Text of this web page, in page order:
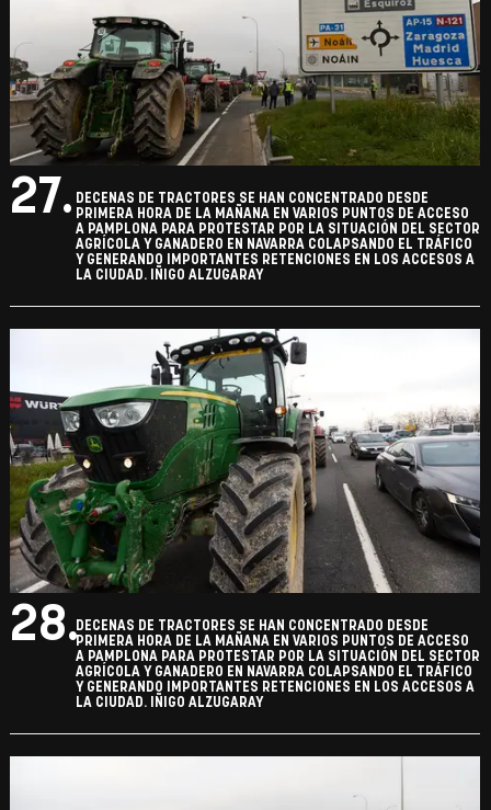
27. DECENAS DE TRACTORES SE HAN CONCENTRADO DESDE
PRIMERA HORA DE LA MAÑANA EN VARIOS PUNTOS DE ACCESO
A PAMPLONA PARA PROTESTAR POR LA SITUACIÓN DEL SECTOR
AGRÍCOLA Y GANADERO EN NAVARRA COLAPSANDO EL TRÁFICO
Y GENERANDO IMPORTANTES RETENCIONES EN LOS ACCESOS A
LA CIUDAD. IÑIGO ALZUGARAY
28.DECENAS DE TRACTORES SE HAN CONCENTRADO DESDE
PRIMERA HORA DE LA MAÑANA EN VARIOS PUNTOS DE ACCESO
A PAMPLONA PARA PROTESTAR POR LA SITUACIÓN DEL SECTOR
AGRÍCOLA Y GANADERO EN NAVARRA COLAPSANDO EL TRÁFICO
Y GENERANDO IMPORTANTES RETENCIONES EN LOS ACCESOS A
LA CIUDAD. IÑIGO ALZUGARAY